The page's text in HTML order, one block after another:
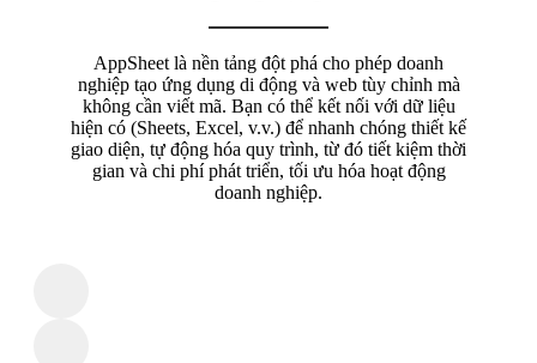
AppSheet là nền tảng đột phá cho phép doanh
nghiệp tạo ứng dụng di động và web tùy chỉnh mà
không cần viết mã. Bạn có thể kết nối với dữ liệu
hiện có (Sheets, Excel, v.v.) để nhanh chóng thiết kế
giao diện, tự động hóa quy trình, từ đó tiết kiệm thời
gian và chi phí phát triển, tối ưu hóa hoạt động
doanh nghiệp.